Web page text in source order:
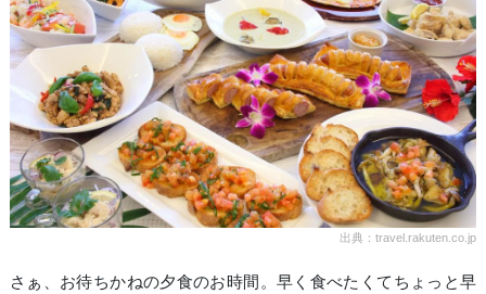
出典：travel.rakuten.co.jp
さぁ、お待ちかねの夕食のお時間。早く食べたくてちょっと早